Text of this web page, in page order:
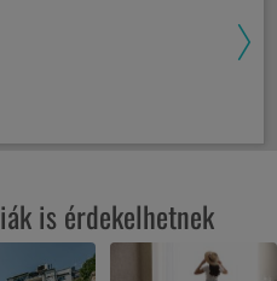
is érdekelhetnek